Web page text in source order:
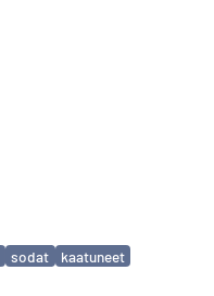
sodat
kaatuneet